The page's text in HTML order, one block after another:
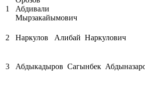
1
Мырзакайымович
2 Наркулов Алибай Наркулович
3 Абдыкадыров Сагынбек